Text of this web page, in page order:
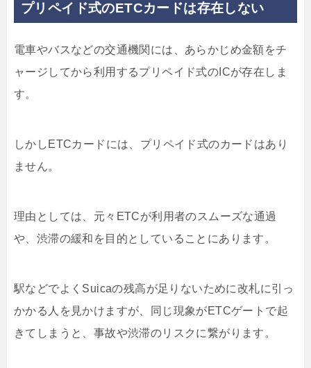
プリペイド式のETCカードは存在しない
電車やバスなどの交通機関には、あらかじめ金額をチ
ャージしてから利用するプリペイド式のICが存在しま
す。
しかし ETCカードには、プリペイド式のカードはあり
ません。
理由としては、元々ETCが利用者のスムーズな通過
や、渋滞の緩和を目的としていることにあります。
駅などでよくSuicaの残高が足りないために改札に引っ
かかる人を見かけますが、同じ現象がETCゲートで起
きてしまうと、事故や渋滞のリスクに繋がります。